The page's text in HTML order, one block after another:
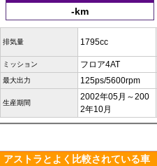
-km
排気量 1795cc
ミッション フロア4AT
最大出力 125ps/5600rpm
生産期間
2002年05月～200
2年10月
アストラとよく比較されている車